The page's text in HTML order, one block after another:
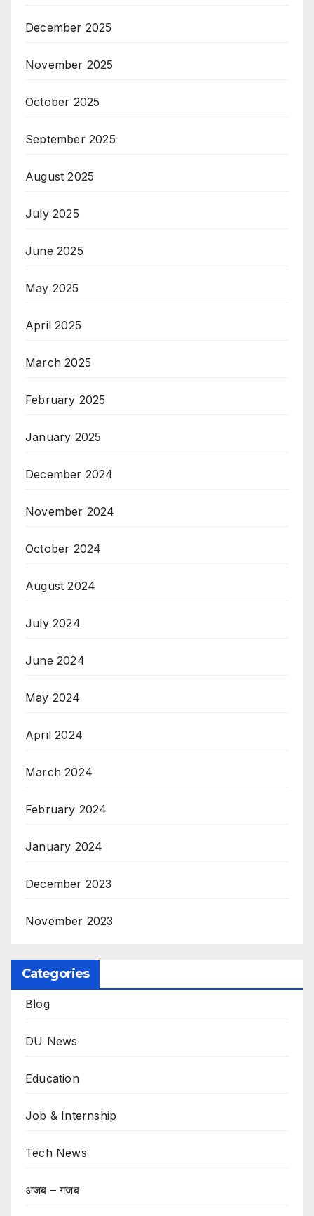
December 2025
November 2025
October 2025
September 2025
August 2025
July 2025
June 2025
May 2025
April 2025
March 2025
February 2025
January 2025
December 2024
November 2024
October 2024
August 2024
July 2024
June 2024
May 2024
April 2024
March 2024
February 2024
January 2024
December 2023
November 2023
Categories
Blog
DU News
Education
Job & Internship
Tech News
अजब – गजब